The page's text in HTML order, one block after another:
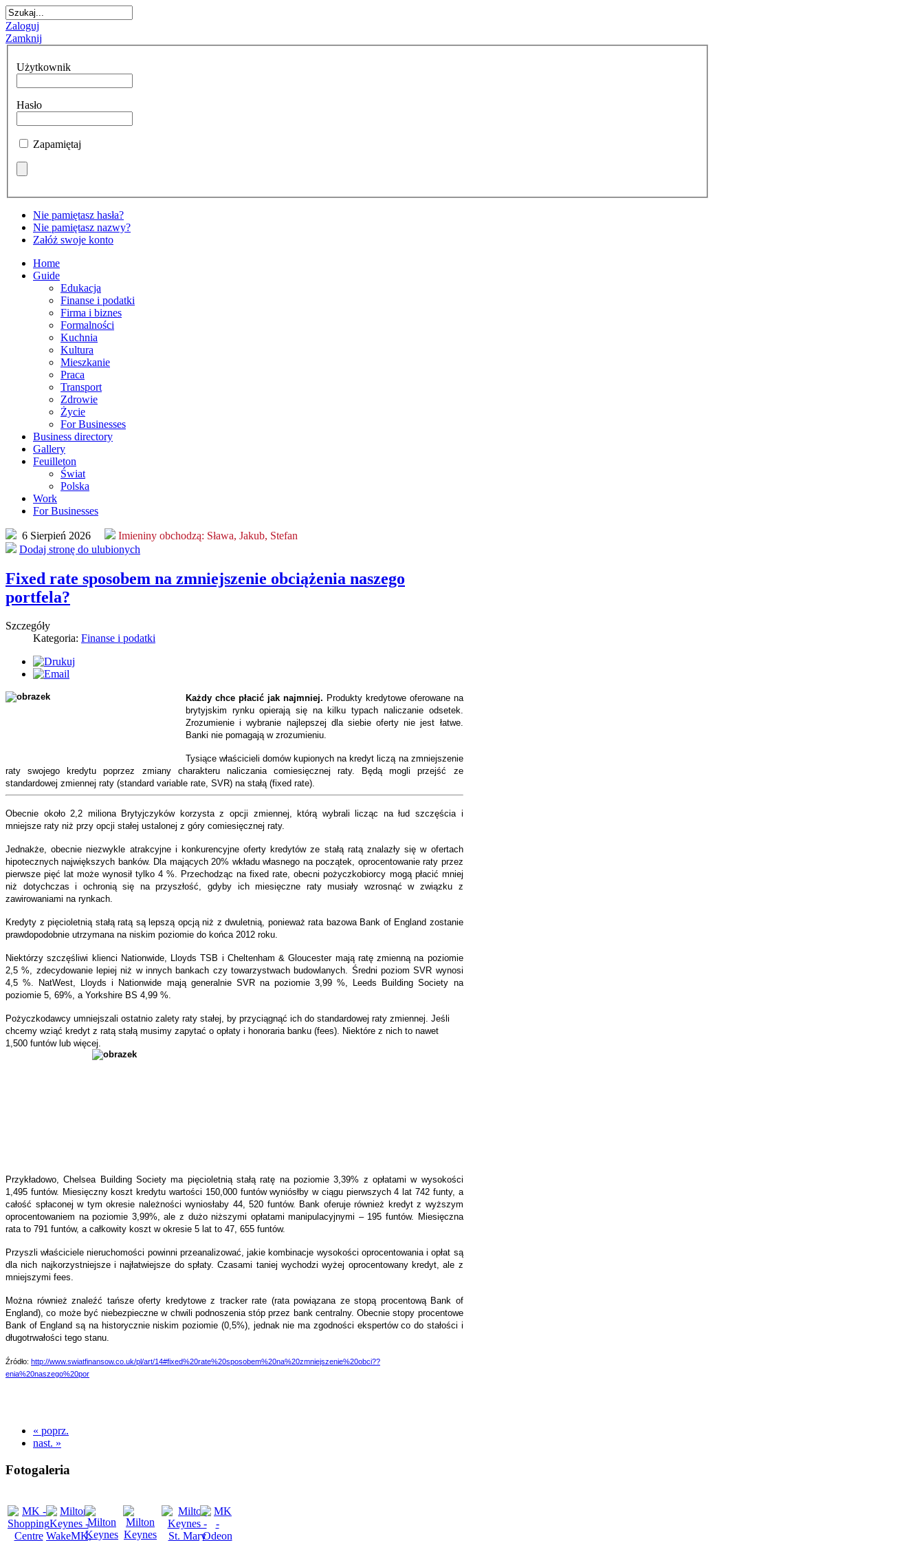
Zaloguj
Zamknij
Użytkownik
Hasło
Zapamiętaj
Nie pamiętasz hasła?
Nie pamiętasz nazwy?
Załóż swoje konto
Home
Guide
Edukacja
Finanse i podatki
Firma i biznes
Formalności
Kuchnia
Kultura
Mieszkanie
Praca
Transport
Zdrowie
Życie
For Businesses
Business directory
Gallery
Feuilleton
Świat
Polska
Work
For Businesses
6 Sierpień 2026 Imieniny obchodzą: Sława, Jakub, Stefan
Dodaj stronę do ulubionych
Fixed rate sposobem na zmniejszenie obciążenia naszego
portfela?
Szczegóły
Kategoria: Finanse i podatki
Każdy chce płacić jak najmniej. Produkty kredytowe oferowane na
brytyjskim rynku opierają się na kilku typach naliczanie odsetek.
Zrozumienie i wybranie najlepszej dla siebie oferty nie jest łatwe.
Banki nie pomagają w zrozumieniu.
Tysiące właścicieli domów kupionych na kredyt liczą na zmniejszenie
raty swojego kredytu poprzez zmiany charakteru naliczania comiesięcznej raty. Będą mogli przejść ze
standardowej zmiennej raty (standard variable rate, SVR) na stałą (fixed rate).
Obecnie około 2,2 miliona Brytyjczyków korzysta z opcji zmiennej, którą wybrali licząc na łud szczęścia i
mniejsze raty niż przy opcji stałej ustalonej z góry comiesięcznej raty.
Jednakże, obecnie niezwykle atrakcyjne i konkurencyjne oferty kredytów ze stałą ratą znalazły się w ofertach
hipotecznych największych banków. Dla mających 20% wkładu własnego na początek, oprocentowanie raty przez
pierwsze pięć lat może wynosił tylko 4 %. Przechodząc na fixed rate, obecni pożyczkobiorcy mogą płacić mniej
niż dotychczas i ochronią się na przyszłość, gdyby ich miesięczne raty musiały wzrosnąć w związku z
zawirowaniami na rynkach.
Kredyty z pięcioletnią stałą ratą są lepszą opcją niż z dwuletnią, ponieważ rata bazowa Bank of England zostanie
prawdopodobnie utrzymana na niskim poziomie do końca 2012 roku.
Niektórzy szczęśliwi klienci Nationwide, Lloyds TSB i Cheltenham & Gloucester mają ratę zmienną na poziomie
2,5 %, zdecydowanie lepiej niż w innych bankach czy towarzystwach budowlanych. Średni poziom SVR wynosi
4,5 %. NatWest, Lloyds i Nationwide mają generalnie SVR na poziomie 3,99 %, Leeds Building Society na
poziomie 5, 69%, a Yorkshire BS 4,99 %.
Pożyczkodawcy umniejszali ostatnio zalety raty stałej, by przyciągnąć ich do standardowej raty zmiennej. Jeśli
chcemy wziąć kredyt z ratą stałą musimy zapytać o opłaty i honoraria banku (fees). Niektóre z nich to nawet
1,500 funtów lub więcej.
Przykładowo, Chelsea Building Society ma pięcioletnią stałą ratę na poziomie 3,39% z opłatami w wysokości
1,495 funtów. Miesięczny koszt kredytu wartości 150,000 funtów wyniósłby w ciągu pierwszych 4 lat 742 funty, a
całość spłaconej w tym okresie należności wyniosłaby 44, 520 funtów. Bank oferuje również kredyt z wyższym
oprocentowaniem na poziomie 3,99%, ale z dużo niższymi opłatami manipulacyjnymi – 195 funtów. Miesięczna
rata to 791 funtów, a całkowity koszt w okresie 5 lat to 47, 655 funtów.
Przyszli właściciele nieruchomości powinni przeanalizować, jakie kombinacje wysokości oprocentowania i opłat są
dla nich najkorzystniejsze i najłatwiejsze do spłaty. Czasami taniej wychodzi wyżej oprocentowany kredyt, ale z
mniejszymi fees.
Można również znaleźć tańsze oferty kredytowe z tracker rate (rata powiązana ze stopą procentową Bank of
England), co może być niebezpieczne w chwili podnoszenia stóp przez bank centralny. Obecnie stopy procentowe
Bank of England są na historycznie niskim poziomie (0,5%), jednak nie ma zgodności ekspertów co do stałości i
długotrwałości tego stanu.
Źródło: http://www.swiatfinansow.co.uk/pl/art/14#fixed%20rate%20sposobem%20na%20zmniejszenie%20obci??
enia%20naszego%20por
« poprz.
nast. »
Fotogaleria